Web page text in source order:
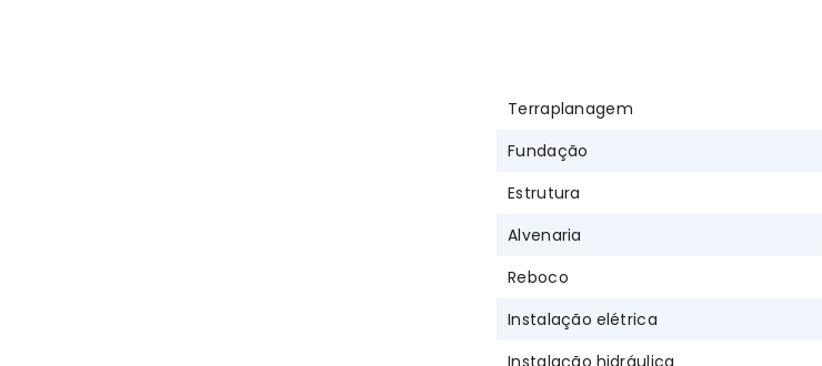
Terraplanagem
Fundação
Estrutura
Alvenaria
Reboco
Instalação elétrica
Instalação hidráulica